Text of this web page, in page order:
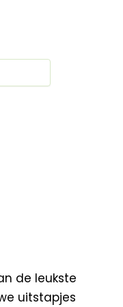
de leukste
uitstapjes